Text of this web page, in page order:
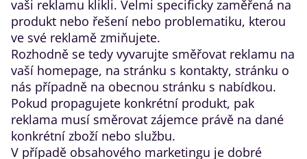
vaši reklamu klikli. Velmi specificky zaměřená na
produkt nebo řešení nebo problematiku, kterou
ve své reklamě zmiňujete.
Rozhodně se tedy vyvarujte směřovat reklamu na
vaší homepage, na stránku s kontakty, stránku o
nás případně na obecnou stránku s nabídkou.
Pokud propagujete konkrétní produkt, pak
reklama musí směrovat zájemce právě na dané
konkrétní zboží nebo službu.
V případě obsahového marketingu je dobré